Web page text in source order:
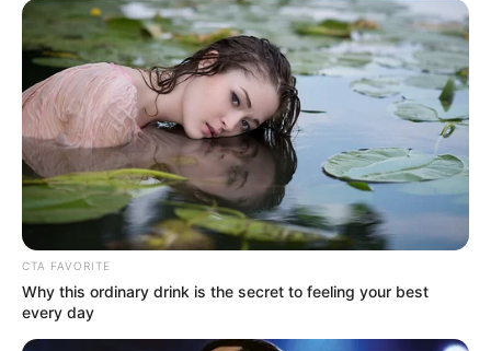
CTA FAVORITE
Why this ordinary drink is the secret to feeling your best
every day